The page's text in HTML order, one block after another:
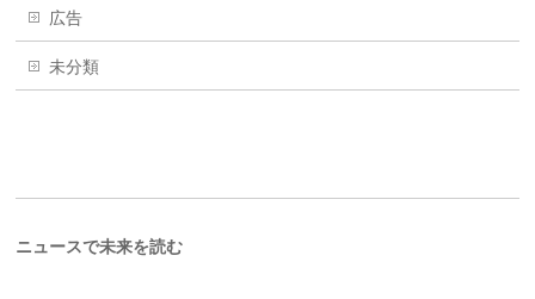
広告
未分類
ニュースで未来を読む